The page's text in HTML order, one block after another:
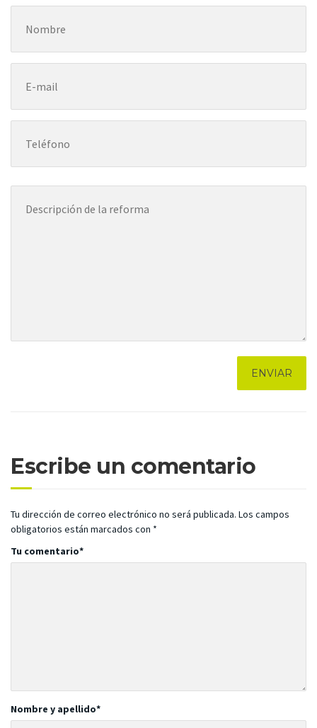
Escribe un comentario
Tu dirección de correo electrónico no será publicada. Los campos
obligatorios están marcados con *
Tu comentario*
Nombre y apellido*